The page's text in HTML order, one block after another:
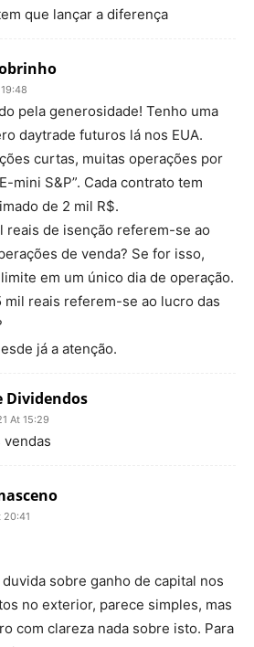
que lançar a diferença
pela generosidade! Tenho uma
daytrade futuros lá nos EUA.
curtas, muitas operações por
mini S&P”. Cada contrato tem
de 2 mil R$.
reais de isenção referem-se ao
de venda? Se for isso,
em um único dia de operação.
mil reais referem-se ao lucro das
já a atenção.
Dividendos
At 15:29
vendas
20:41
sobre ganho de capital nos
no exterior, parece simples, mas
com clareza nada sobre isto. Para